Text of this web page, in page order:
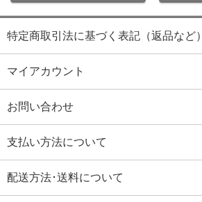
特定商取引法に基づく表記（返品など）
マイアカウント
お問い合わせ
支払い方法について
配送方法･送料について